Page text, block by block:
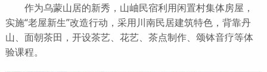
作为乌蒙山居的新秀，山岫民宿利用闲置村集体房屋，
实施“老屋新生”改造行动，采用川南民居建筑特色，背靠丹
山、面朝茶田，开设茶艺、花艺、茶点制作、颂钵音疗等体
验课程。